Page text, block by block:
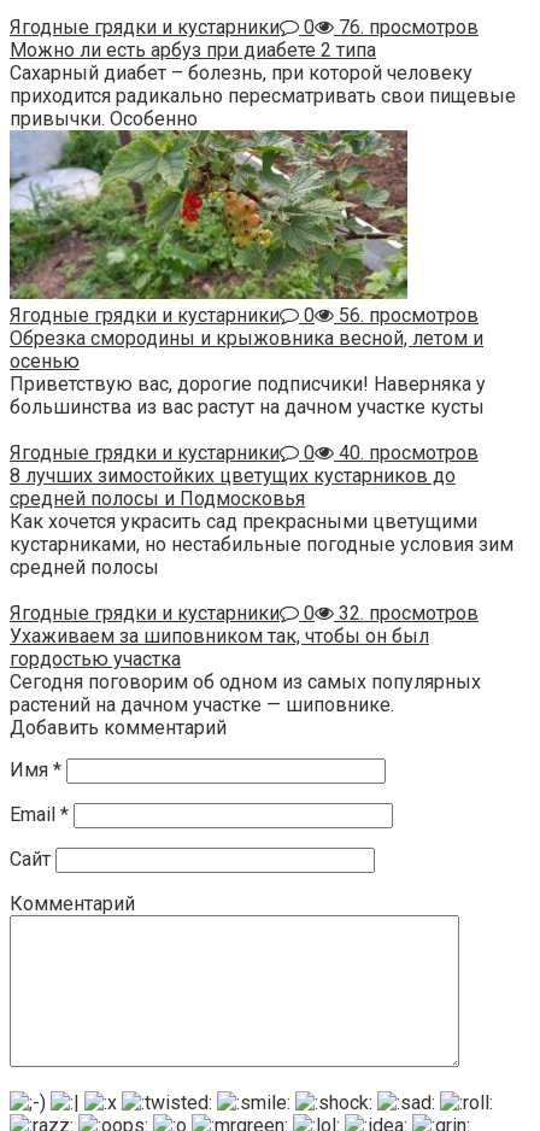
Ягодные грядки и кустарники
0
76. просмотров
Можно ли есть арбуз при диабете 2 типа
Сахарный диабет – болезнь, при которой человеку
приходится радикально пересматривать свои пищевые
привычки. Особенно
Ягодные грядки и кустарники 0
56. просмотров
Обрезка смородины и крыжовника весной, летом и
осенью
Приветствую вас, дорогие подписчики! Наверняка у
большинства из вас растут на дачном участке кусты
Ягодные грядки и кустарники
0
40. просмотров
8 лучших зимостойких цветущих кустарников до
средней полосы и Подмосковья
Как хочется украсить сад прекрасными цветущими
кустарниками, но нестабильные погодные условия зим
средней полосы
Ягодные грядки и кустарники
0
32. просмотров
Ухаживаем за шиповником так, чтобы он был
гордостью участка
Сегодня поговорим об одном из самых популярных
растений на дачном участке — шиповнике.
Добавить комментарий
Имя *
Email *
Сайт
Комментарий